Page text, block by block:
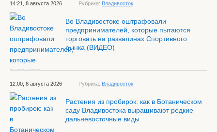
14:21, 8 августа 2026 Рубрика: Владивосток
Во Владивостоке оштрафовали
предпринимателей, которые пытаются
торговать на развалинах Спортивного
рынка (ВИДЕО)
12:00, 8 августа 2026 Рубрика: Владивосток
Растения из пробирок: как в Ботаническом
саду Владивостока выращивают редкие
дальневосточные виды